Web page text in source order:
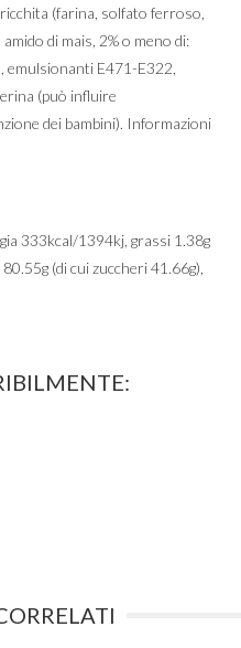
(farina, solfato ferroso,
di mais, 2% o meno di:
emulsionanti E471-E322,
(può influire
dei bambini). Informazioni
333kcal/1394kj, grassi 1.38g
(di cui zuccheri 41.66g),